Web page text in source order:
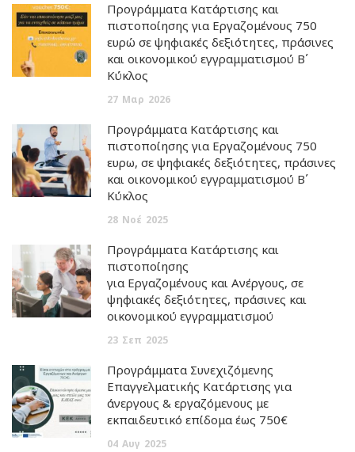
Προγράμματα Κατάρτισης και
πιστοποίησης για Εργαζομένους 750
ευρώ σε ψηφιακές δεξιότητες, πράσινες
και οικονομικού εγγραμματισμού Β΄
Κύκλος
27 Μαρ 2026
Προγράμματα Κατάρτισης και
πιστοποίησης για Εργαζομένους 750
ευρω, σε ψηφιακές δεξιότητες, πράσινες
και οικονομικού εγγραμματισμού Β΄
Κύκλος
28 Νοέ 2025
Προγράμματα Κατάρτισης και
πιστοποίησης
για Εργαζομένους και Ανέργους, σε
ψηφιακές δεξιότητες, πράσινες και
οικονομικού εγγραμματισμού
23 Σεπ 2025
Προγράμματα Συνεχιζόμενης
Επαγγελματικής Κατάρτισης για
άνεργους & εργαζόμενους με
εκπαιδευτικό επίδομα έως 750€
04 Αυγ 2025